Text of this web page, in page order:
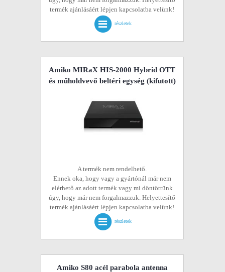
termék ajánlásáért lépjen kapcsolatba velünk!
részletek
Amiko MIRaX HIS-2000 Hybrid OTT
és műholdvevő beltéri egység (kifutott)
A termék nem rendelhető.
Ennek oka, hogy vagy a gyártónál már nem
elérhető az adott termék vagy mi döntöttünk
úgy, hogy már nem forgalmazzuk. Helyettesítő
termék ajánlásáért lépjen kapcsolatba velünk!
részletek
Amiko S80 acél parabola antenna